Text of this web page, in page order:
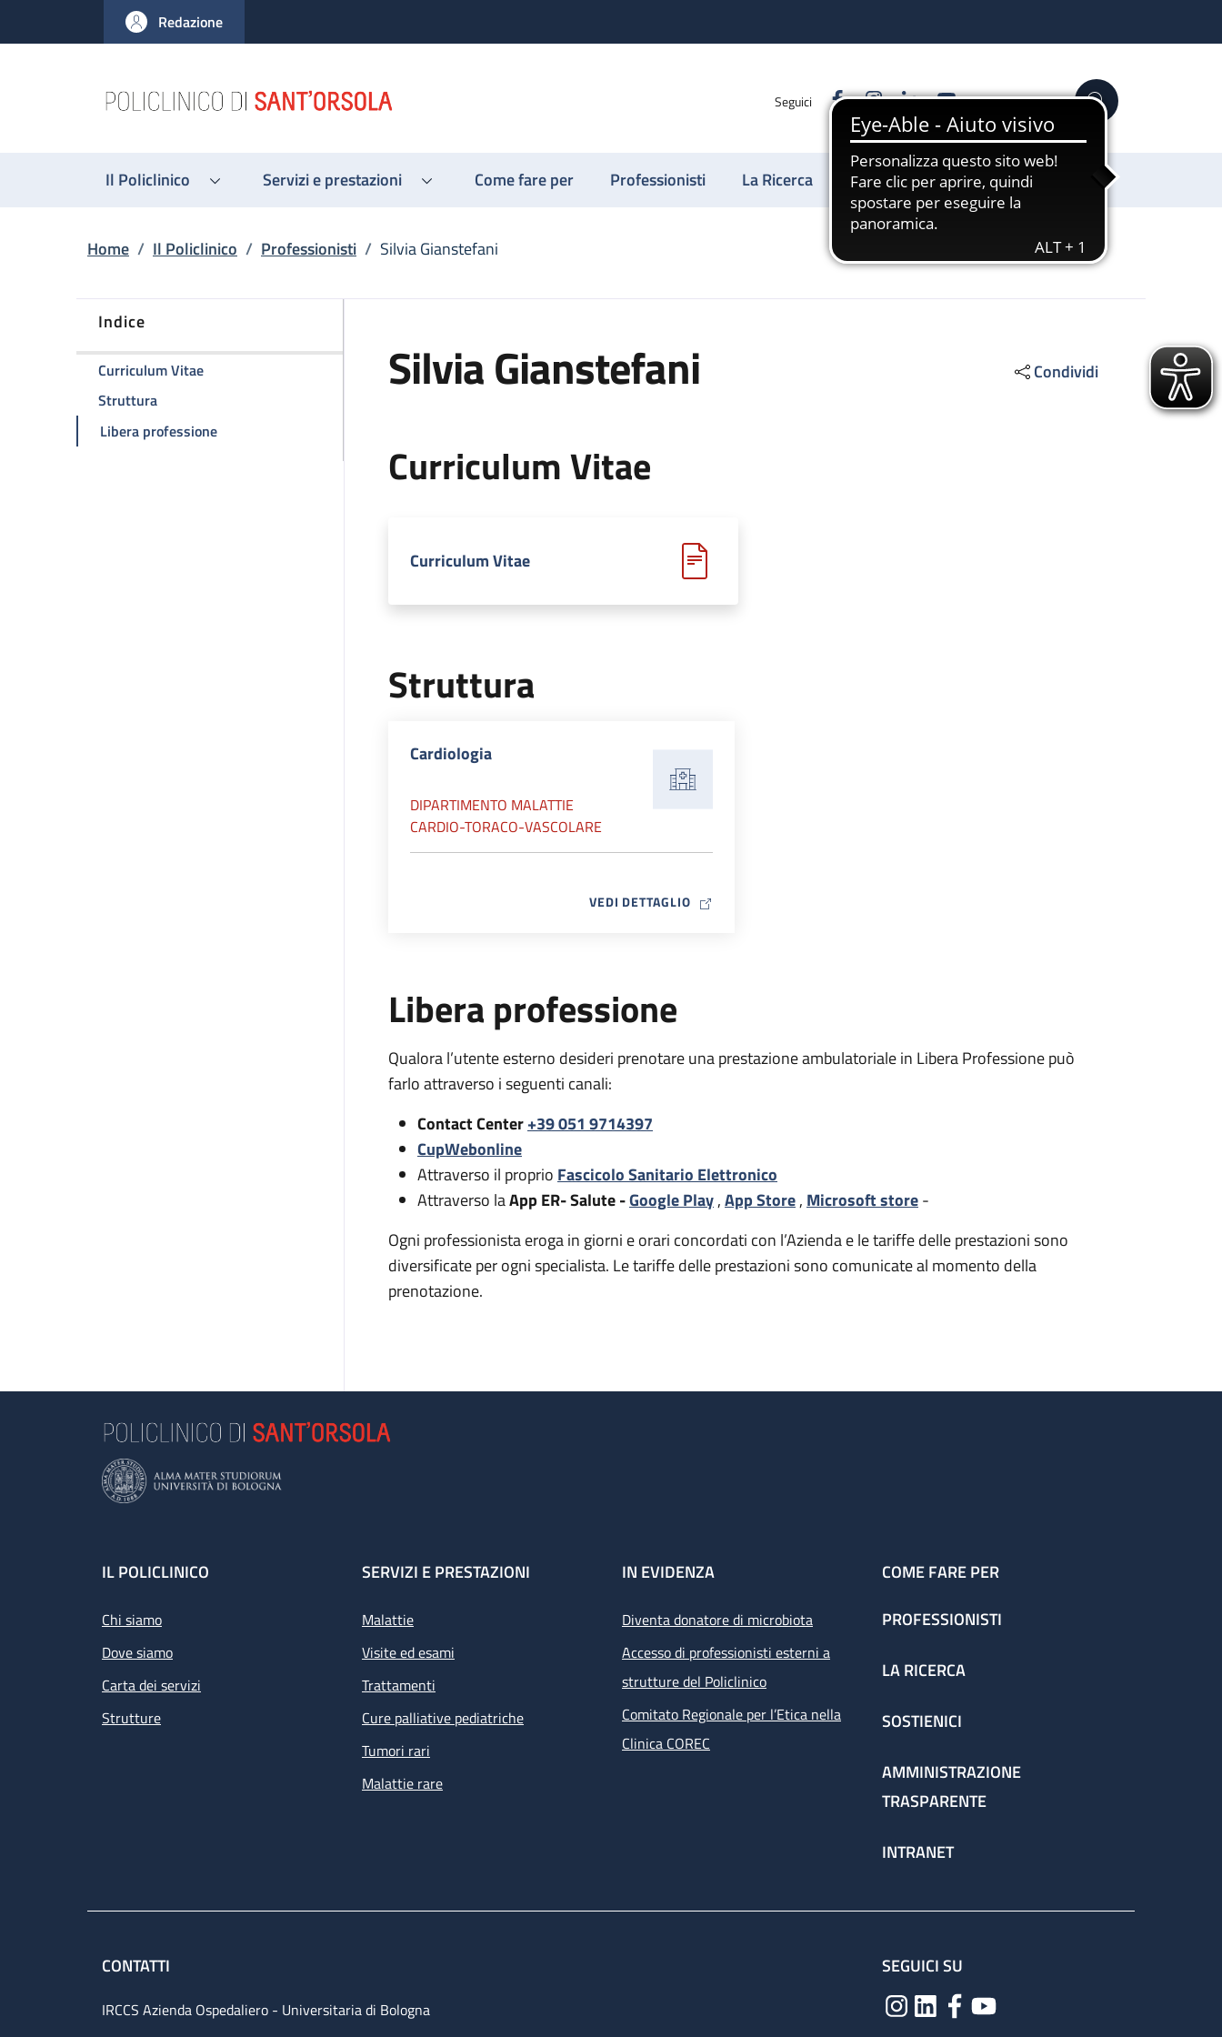
al contenuto principale
to footer content
Redazione
Seguici FacebookInstagram
LinkedinYouTube Cerca
Il Policlinico Servizi e prestazioni Come fare per Professionisti La Ricerca Sostienici
Briciole di pane
Home / Il Policlinico / Professionisti / Silvia Gianstefani
Indice
Curriculum Vitaedella pagina Silvia Gianstefani
Strutturadella pagina Silvia Gianstefani
Libera professionedella pagina Silvia Gianstefani
Silvia Gianstefani Condividi
Curriculum Vitae
Curriculum Vitae
Struttura
Cardiologia
DIPARTIMENTO MALATTIE
CARDIO-TORACO-VASCOLARE
VEDI DETTAGLIOMAP ICON
Libera professione
Qualora l’utente esterno desideri prenotare una prestazione ambulatoriale in Libera Professione può
farlo attraverso i seguenti canali:
Contact Center+39 051 9714397
CupWebonline
Attraverso il proprio Fascicolo Sanitario Elettronico
Attraverso laApp ER- Salute -Google Play,App Store, Microsoft store-
Ogni professionista eroga in giorni e orari concordati con l’Azienda e le tariffe delle prestazioni sono
diversificate per ogni specialista. Le tariffe delle prestazioni sono comunicate al momento della
prenotazione.
Footer
IL POLICLINICO
Chi siamo
Dove siamo
Carta dei servizi
Strutture
SERVIZI E PRESTAZIONI
Malattie
Visite ed esami
Trattamenti
Cure palliative pediatriche
Tumori rari
Malattie rare
IN EVIDENZA
Diventa donatore di microbiota
Accesso di professionisti esterni a
strutture del Policlinico
Comitato Regionale per l’Etica nella
Clinica COREC
COME FARE PER
PROFESSIONISTI
LA RICERCA
SOSTIENICI
AMMINISTRAZIONE
TRASPARENTE
INTRANET
CONTATTI
IRCCS Azienda Ospedaliero - Universitaria di Bologna
SEGUICI SU